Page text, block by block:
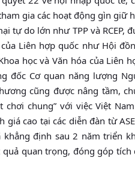
gia các hoạt động gìn giữ
tự do lớn như TPP và RCEP,
Liên hợp quốc như Hội
học và Văn hóa của Liên
đốc Cơ quan năng lượng
cũng được nâng tầm,
chơi chung” với việc Việt
cao tại các diễn đàn từ
khẳng định sau 2 năm triển
quan trọng, đóng góp tích